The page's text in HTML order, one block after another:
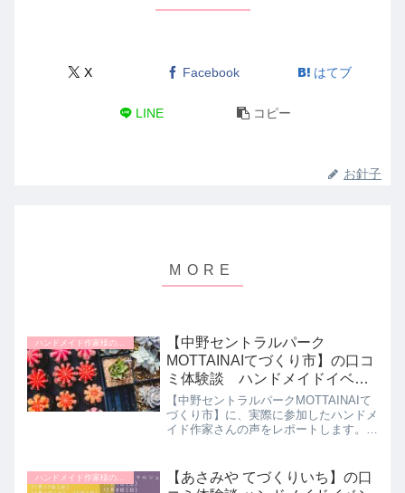
X Facebook はてブ
LINE コピー
お針子
【中野セントラルパーク
MOTTAINAIてづくり市】の口コ
ミ体験談 ハンドメイドイベン
ト東京
【中野セントラルパークMOTTAINAIて
づくり市】に、実際に参加したハンドメ
イド作家さんの声をレポートします。お
体験談をご紹介します。以前から興味が
あ...
【あさみや てづくりいち】の口